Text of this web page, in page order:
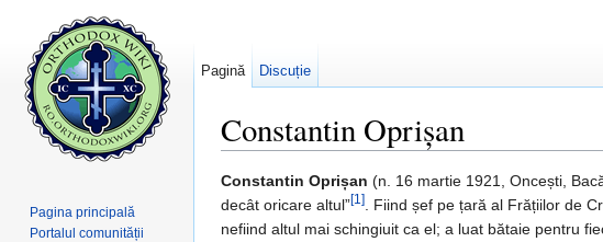
Constantin Oprișan
Constantin Oprișan (n. 16 martie 1921, Oncești,
decât oricare altul”[1]. Fiind șef pe țară al Frățiilor de
nefiind altul mai schingiuit ca el; a luat bătaie pentru
Pagină Discuție
Pagina principală
Portalul comunității